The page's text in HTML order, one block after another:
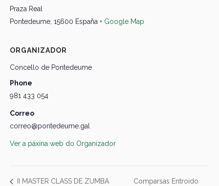
Praza Real
Pontedeume 15600 España + Google Map
ORGANIZADOR
Concello de Pontedeume
Phone
981 433 054
Correo
correo@pontedeume.gal
Ver a páxina web do Organizador
II MASTER CLASS DE ZUMBA
Comparsas Entroido